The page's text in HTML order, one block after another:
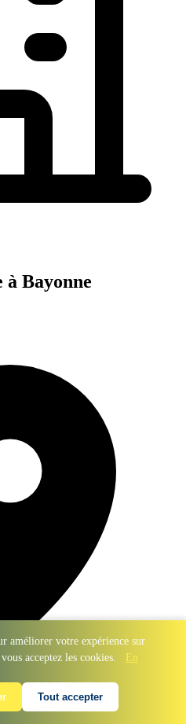
améliorer votre expérience sur
acceptez les cookies.
En
Tout accepter
Bayonne